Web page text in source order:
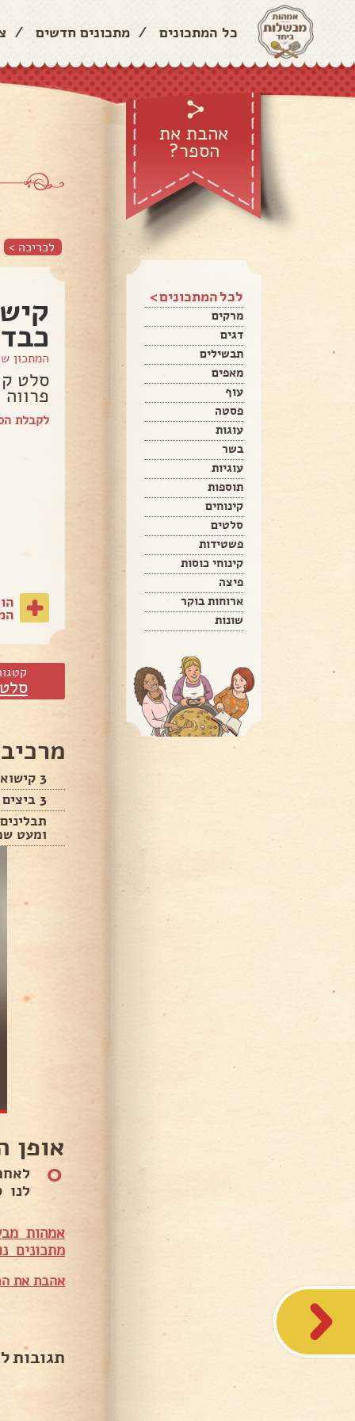
כל המתכונים / מתכונים חדשים /
אהבת את
הספר?
לכל המתכונים >
מרקים
דגים
תבשילים
מאפים
עוף
פסטה
עוגות
בשר
עוגיות
תוספות
קינוחים
סלטים
פשטידות
קינוחי כוסות
פיצה
ארוחות בוקר
שונות
לכריכה >
כבד
המתכון
סלט
לקבלת
3 קישואים
3 ביצים קשות
ומעט
אופן
0
אמהות
מתכונים
אהבת את
תגובות